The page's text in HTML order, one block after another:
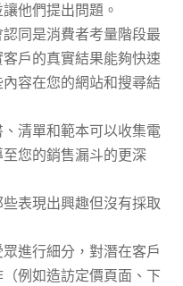
他們提出問題。
認同是消費者考量階段最
戶的真實結果能夠快速
容在您的網站和搜尋結
、清單和範本可以收集電
您的銷售漏斗的更深
表現出興趣但沒有採取
進行細分，對潛在客戶
例如造訪定價頁面、下